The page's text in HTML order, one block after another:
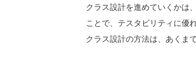
クラス設計を進めていくかは
ことで、テスタビリティに優
クラス設計の方法は、あくま